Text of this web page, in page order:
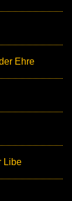
Ehre
Libe